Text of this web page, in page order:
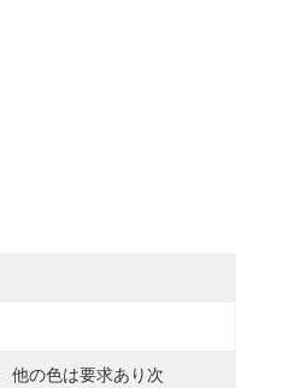
他の色は要求あり次